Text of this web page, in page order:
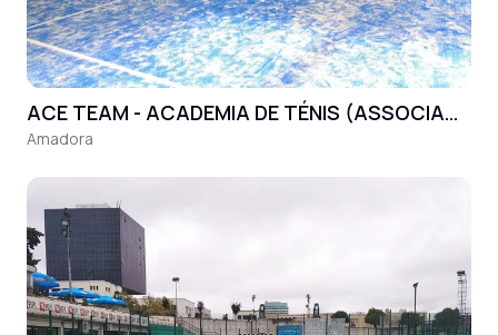
ACE TEAM - ACADEMIA DE TÉNIS (ASSOCIAÇÃO)
Amadora